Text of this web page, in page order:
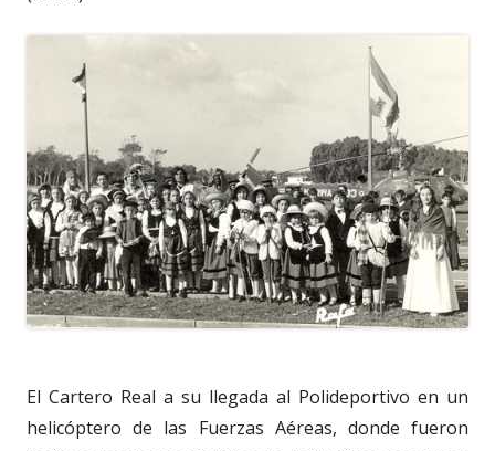
El Cartero Real a su llegada al Polideportivo en un
helicóptero de las Fuerzas Aéreas, donde fueron